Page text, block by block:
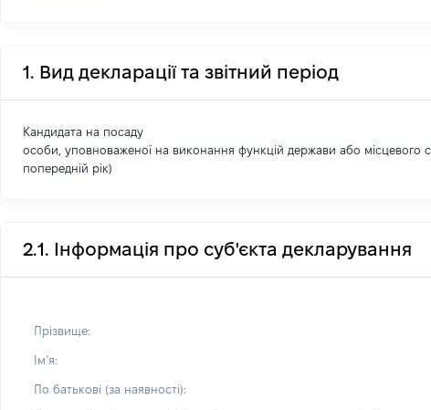
1. Вид декларації та звітний період
Кандидата на посаду
особи, уповноваженої на виконання функцій держави або місцевого
попередній рік)
2.1. Інформація про суб'єкта декларування
Прізвище:
Імʼя:
По батькові (за наявності):